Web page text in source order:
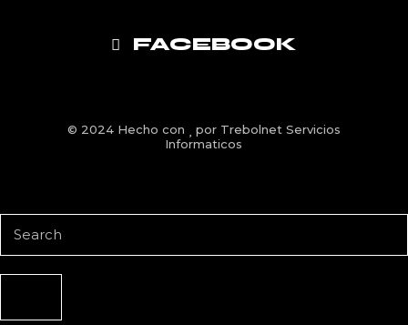
FACEBOOK
© 2024 Hecho con por Trebolnet Servicios
Informaticos